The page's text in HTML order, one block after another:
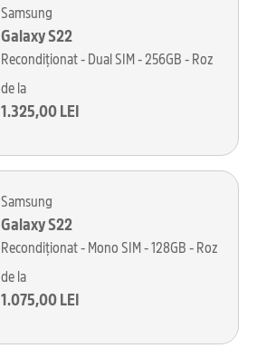
Samsung
Galaxy S22
Recondiționat - Dual SIM - 256GB - Roz
de la
1.325,00 LEI
Samsung
Galaxy S22
Recondiționat - Mono SIM - 128GB - Roz
de la
1.075,00 LEI